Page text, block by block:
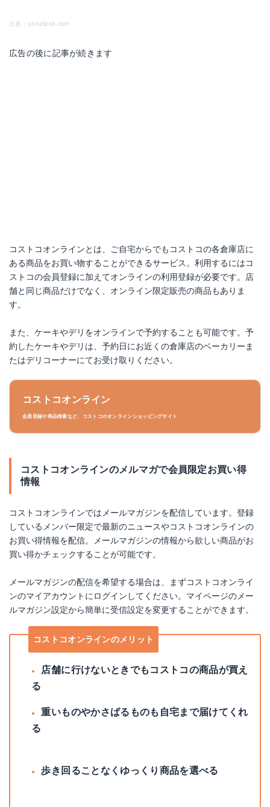
出典：unsplash.com
広告の後に記事が続きます
コストコオンラインとは、ご自宅からでもコストコの各倉庫店に
ある商品をお買い物することができるサービス。利用するにはコ
ストコの会員登録に加えてオンラインの利用登録が必要です。店
舗と同じ商品だけでなく、オンライン限定販売の商品もありま
す。
また、ケーキやデリをオンラインで予約することも可能です。予
約したケーキやデリは、予約日にお近くの倉庫店のベーカリーま
たはデリコーナーにてお受け取りください。
コストコオンライン
会員登録や商品検索など、コストコのオンラインショッピングサイト
コストコオンラインのメルマガで会員限定お買い得
情報
コストコオンラインではメールマガジンを配信しています。登録
しているメンバー限定で最新のニュースやコストコオンラインの
お買い得情報を配信。メールマガジンの情報から欲しい商品がお
買い得かチェックすることが可能です。
メールマガジンの配信を希望する場合は、まずコストコオンライ
ンのマイアカウントにログインしてください。マイページのメー
ルマガジン設定から簡単に受信設定を変更することができます。
コストコオンラインのメリット
店舗に行けないときでもコストコの商品が買え
る
重いものやかさばるものも自宅まで届けてくれ
る
歩き回ることなくゆっくり商品を選べる